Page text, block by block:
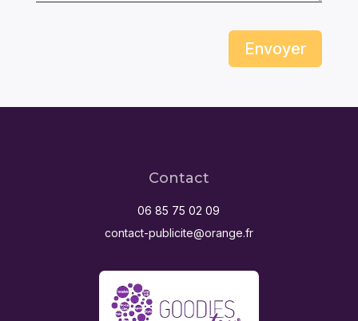
Envoyer
Contact
06 85 75 02 09
contact-publicite@orange.fr